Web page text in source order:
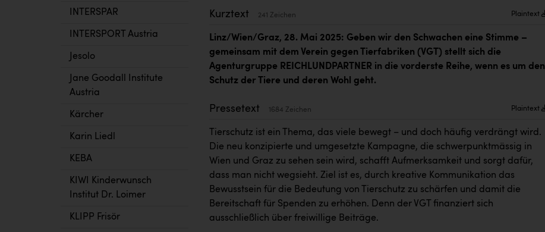
INTERSPAR
INTERSPORT Austria
Jesolo
Jane Goodall Institute
Austria
Kärcher
Karin Liedl
KEBA
KIWI Kinderwunsch
Institut Dr. Loimer
KLIPP Frisör
Kurztext 241 Zeichen Plaintext
Linz/Wien/Graz, 28. Mai 2025: Geben wir den Schwachen eine Stimme –
gemeinsam mit dem Verein gegen Tierfabriken (VGT) stellt sich die
Agenturgruppe REICHLUNDPARTNER in die vorderste Reihe, wenn es um den
Schutz der Tiere und deren Wohl geht.
Pressetext 1684 Zeichen Plaintext
Tierschutz ist ein Thema, das viele bewegt – und doch häufig verdrängt wird.
Die neu konzipierte und umgesetzte Kampagne, die schwerpunktmässig in
Wien und Graz zu sehen sein wird, schafft Aufmerksamkeit und sorgt dafür,
dass man nicht wegsieht. Ziel ist es, durch kreative Kommunikation das
Bewusstsein für die Bedeutung von Tierschutz zu schärfen und damit die
Bereitschaft für Spenden zu erhöhen. Denn der VGT finanziert sich
ausschließlich über freiwillige Beiträge.